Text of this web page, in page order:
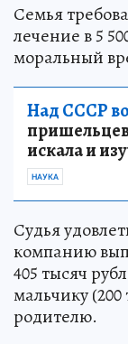
Семья
лечение в 5
моральный
Над СССР
искала и
НАУКА
Судья
компанию
405 тысяч
мальчику
родителю.